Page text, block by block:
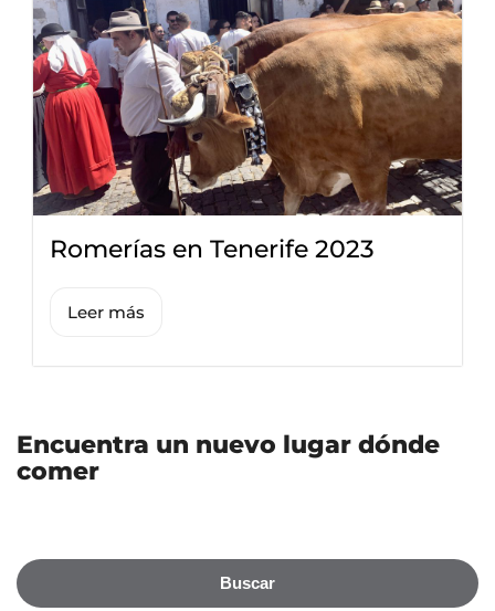
Romerías en Tenerife 2023
Leer más
Encuentra un nuevo lugar dónde
comer
Buscar